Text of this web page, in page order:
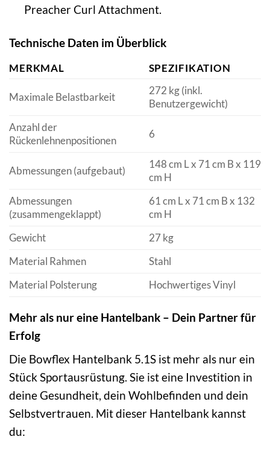
Preacher Curl Attachment.
Technische Daten im Überblick
MERKMAL SPEZIFIKATION
Maximale Belastbarkeit
272 kg (inkl.
Benutzergewicht)
Anzahl der
Rückenlehnenpositionen
6
Abmessungen (aufgebaut)
148 cm L x 71 cm B x 119
cm H
Abmessungen
(zusammengeklappt)
61 cm L x 71 cm B x 132
cm H
Gewicht
27 kg
Material Rahmen
Stahl
Material Polsterung
Hochwertiges Vinyl
Mehr als nur eine Hantelbank – Dein Partner für
Erfolg
Die Bowflex Hantelbank 5.1S ist mehr als nur ein
Stück Sportausrüstung. Sie ist eine Investition in
deine Gesundheit, dein Wohlbefinden und dein
Selbstvertrauen. Mit dieser Hantelbank kannst
du: